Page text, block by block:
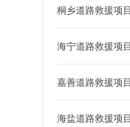
桐乡道路救援项目
海宁道路救援项目
嘉善道路救援项目
海盐道路救援项目